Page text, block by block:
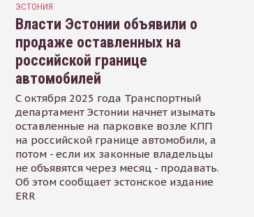
ЭСТОНИЯ
Власти Эстонии объявили о
продаже оставленных на
российской границе
автомобилей
С октября 2025 года Транспортный
департамент Эстонии начнет изымать
оставленные на парковке возле КПП
на российской границе автомобили, а
потом - если их законные владельцы
не объявятся через месяц - продавать.
Об этом сообщает эстонское издание
ERR